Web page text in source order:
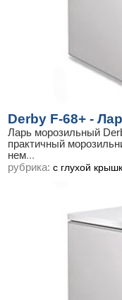
Derby F-68+ -
Ларь морозильный
практичный
нем...
рубрика: с глухой